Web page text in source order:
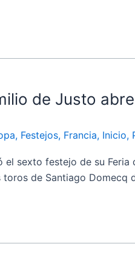
de Justo
, Festejos, Francia, Inicio,
el sexto festejo de su
de Santiago